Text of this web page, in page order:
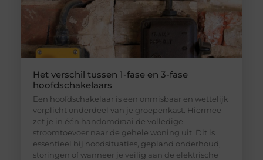
Het verschil tussen 1-fase en 3-fase
hoofdschakelaars
Een hoofdschakelaar is een onmisbaar en wettelijk
verplicht onderdeel van je groepenkast. Hiermee
zet je in één handomdraai de volledige
stroomtoevoer naar de gehele woning uit. Dit is
essentieel bij noodsituaties, gepland onderhoud,
storingen of wanneer je veilig aan de elektrische